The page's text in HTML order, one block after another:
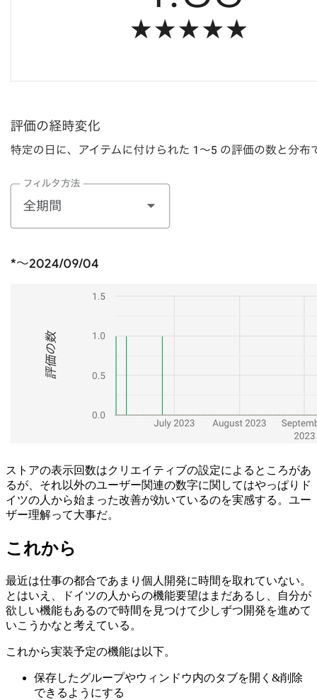
ストアの表示回数はクリエイティブの設定によるところがあ
るが、それ以外のユーザー関連の数字に関してはやっぱりド
イツの人から始まった改善が効いているのを実感する。ユー
ザー理解って大事だ。
これから
最近は仕事の都合であまり個人開発に時間を取れていない。
とはいえ、ドイツの人からの機能要望はまだあるし、自分が
欲しい機能もあるので時間を見つけて少しずつ開発を進めて
いこうかなと考えている。
これから実装予定の機能は以下。
保存したグループやウィンドウ内のタブを開く&削除
できるようにする